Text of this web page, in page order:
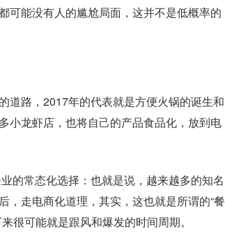
可能没有人的尴尬局面，这并不是低概率的
道路，2017年的代表就是方便火锅的诞生和
小龙虾店，也将自己的产品食品化，放到电
的常态化选择：也就是说，越来越多的知名
走电商化道理，其实，这也就是所谓的“餐
很可能就是跟风和爆发的时间周期。